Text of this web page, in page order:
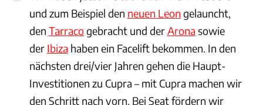
und zum Beispiel den neuen Leon gelauncht,
den Tarracogebracht und derArona sowie
der Ibiza haben ein Facelift bekommen. In den
nächsten drei/vier Jahren gehen die Haupt-
Investitionen zu Cupra – mit Cupra machen wir
den Schritt nach vorn. Bei Seat fördern wir